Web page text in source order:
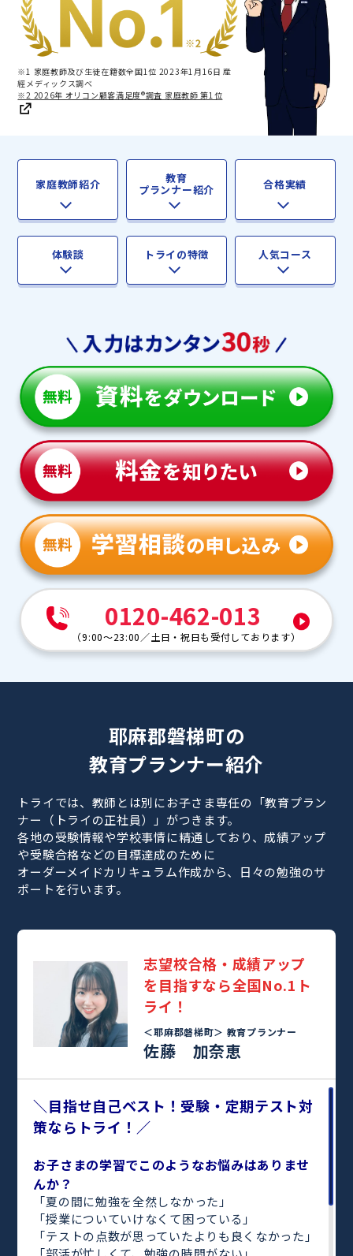
※1 家庭教師及び生徒在籍数全国1位 2023年1月16日 産
經メディックス調べ
※2 2026年 オリコン顧客満足度®調査 家庭教師 第1位
家庭教師紹介 教育
プランナー紹介 合格実績
体験談 トライの特徴 人気コース
0120-462-013
（9:00～23:00 ／土日・祝日も受付しております）
耶麻郡磐梯町の
教育プランナー紹介
トライでは、教師とは別にお子さま専任の「教育プラン
ナー（トライの正社員）」がつきます。
各地の受験情報や学校事情に精通しており、成績アップ
や受験合格などの目標達成のために
オーダーメイドカリキュラム作成から、日々の勉強のサ
ポートを行います。
志望校合格・成績アップ
を目指すなら全国No.1ト
ライ！
＜耶麻郡磐梯町＞ 教育プランナー
佐藤 加奈恵
＼目指せ自己ベスト！受験・定期テスト対
策ならトライ！／
お子さまの学習でこのようなお悩みはありませ
んか？
「夏の間に勉強を全然しなかった」
「授業についていけなくて困っている」
「テストの点数が思っていたよりも良くなかった」